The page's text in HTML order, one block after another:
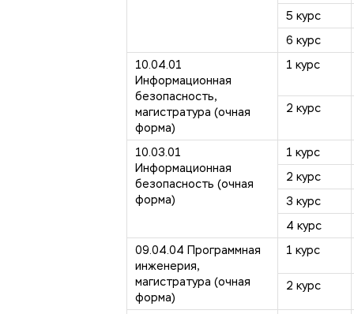
5 курс
6 курс
10.04.01
Информационная
безопасность,
магистратура (очная
форма)
1 курс
2 курс
10.03.01
Информационная
безопасность (очная
форма)
1 курс
2 курс
3 курс
4 курс
09.04.04 Программная
инженерия,
магистратура (очная
форма)
1 курс
2 курс